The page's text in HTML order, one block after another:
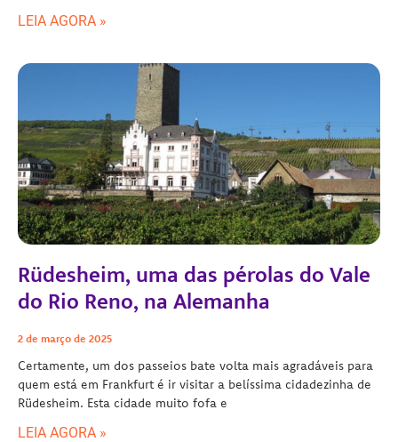
LEIA AGORA »
Rüdesheim, uma das pérolas do Vale
do Rio Reno, na Alemanha
2 de março de 2025
Certamente, um dos passeios bate volta mais agradáveis para
quem está em Frankfurt é ir visitar a belíssima cidadezinha de
Rüdesheim. Esta cidade muito fofa e
LEIA AGORA »